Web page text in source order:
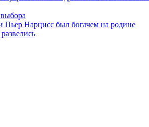
Нарцисс был богачем на родине